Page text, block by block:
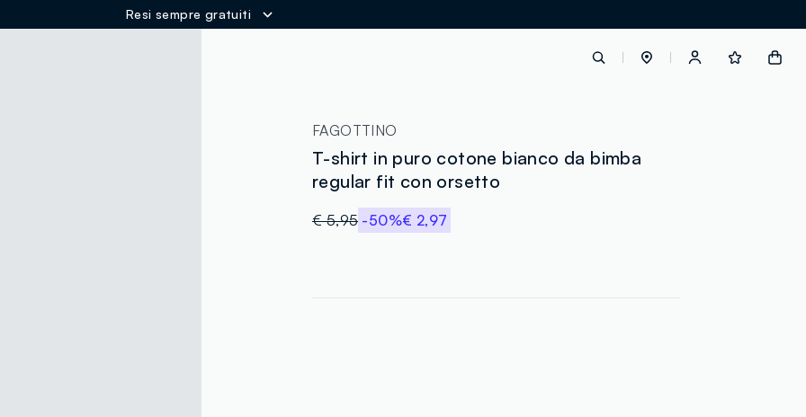
Resi sempre gratuiti
FAGOTTINO
T-shirt in puro cotone bianco da bimba
regular fit con orsetto
€ 5,95 -50%€ 2,97